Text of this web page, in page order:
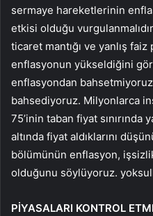
sermaye hareketlerinin
etkisi olduğu
ticaret mantığı ve yanlış
enflasyonun yükseldiğini
enflasyondan
bahsediyoruz. Milyonlarca
75’inin taban fiyat sınırında
altında fiyat aldıklarını
bölümünün enflasyon,
olduğunu söylüyoruz.
PİYASALARI KONTROL